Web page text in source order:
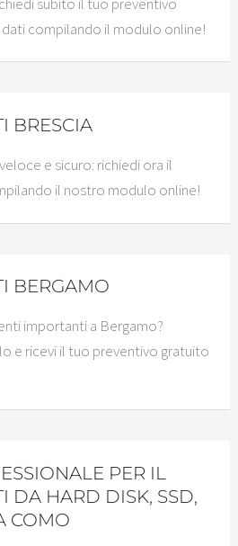
compilando il modulo online!
BRESCIA
e sicuro: richiedi ora il
il nostro modulo online!
BERGAMO
importanti a Bergamo?
e ricevi il tuo preventivo gratuito
PER IL
DA HARD DISK, SSD,
COMO